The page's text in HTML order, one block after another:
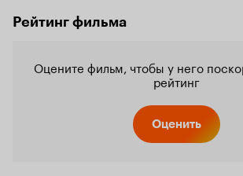
Рейтинг фильма
Оцените фильм, чтобы у него
рейтинг
Оценить